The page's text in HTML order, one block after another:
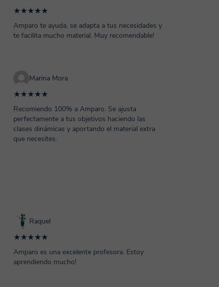
★★★★★
Amparo te ayuda, se adapta a tus necesidades y
te facilita mucho material. Muy recomendable!
Marina Mora
★★★★★
Recomiendo 100% a Amparo. Se ajusta
perfectamente a tus objetivos haciendo las
clases dinámicas y aportando el material extra
que necesites.
Raquel
★★★★★
Amparo es una excelente profesora. Estoy
aprendiendo mucho!